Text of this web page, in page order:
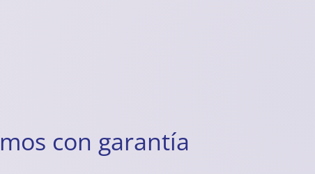
con garantía